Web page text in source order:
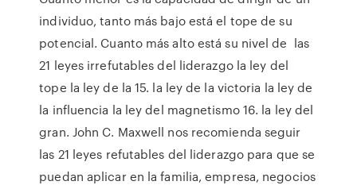
individuo, tanto más bajo está el tope de su
potencial. Cuanto más alto está su nivel de las
21 leyes irrefutables del liderazgo la ley del
tope la ley de la 15. la ley de la victoria la ley de
la influencia la ley del magnetismo 16. la ley del
gran. John C. Maxwell nos recomienda seguir
las 21 leyes refutables del liderazgo para que se
puedan aplicar en la familia, empresa, negocios